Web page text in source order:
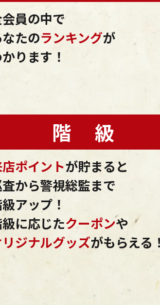
員の中で
たのランキングが
ります！
階 級
ポイントが貯まると
から警視総監まで
アップ！
に応じたクーポンや
ジナルグッズがもらえる！